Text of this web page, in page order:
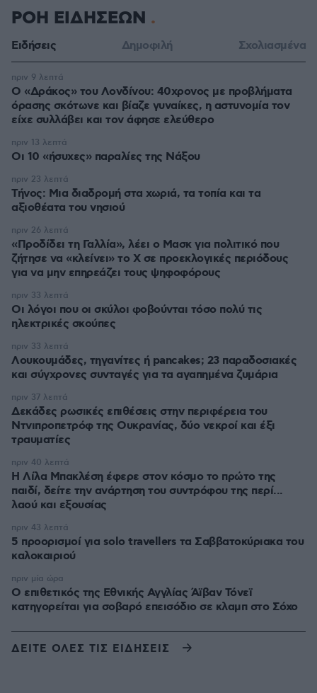
ΡΟΗ ΕΙΔΗΣΕΩΝ
Ειδήσεις Δημοφιλή Σχολιασμένα
Ο «Δράκος» του Λονδίνου: 40χρονος με προβλήματα
όρασης σκότωνε και βίαζε γυναίκες, η αστυνομία τον
είχε συλλάβει και τον άφησε ελεύθερο
πριν 9 λεπτά
Οι 10 «ήσυχες» παραλίες της Νάξου
πριν 13 λεπτά
Τήνος: Μια διαδρομή στα χωριά, τα τοπία και τα
αξιοθέατα του νησιού
πριν 23 λεπτά
«Προδίδει τη Γαλλία», λέει ο Μασκ για πολιτικό που
ζήτησε να «κλείνει» το X σε προεκλογικές περιόδους
για να μην επηρεάζει τους ψηφοφόρους
πριν 26 λεπτά
Οι λόγοι που οι σκύλοι φοβούνται τόσο πολύ τις
ηλεκτρικές σκούπες
πριν 33 λεπτά
Λουκουμάδες, τηγανίτες ή pancakes; 23 παραδοσιακές
και σύγχρονες συνταγές για τα αγαπημένα ζυμάρια
πριν 33 λεπτά
Δεκάδες ρωσικές επιθέσεις στην περιφέρεια του
Ντνιπροπετρόφ της Ουκρανίας, δύο νεκροί και έξι
τραυματίες
πριν 37 λεπτά
Η Λίλα Μπακλέση έφερε στον κόσμο το πρώτο της
παιδί, δείτε την ανάρτηση του συντρόφου της περί...
λαού και εξουσίας
πριν 40 λεπτά
5 προορισμοί για solo travellers τα Σαββατοκύριακα του
καλοκαιριού
πριν 43 λεπτά
Ο επιθετικός της Εθνικής Αγγλίας Άϊβαν Τόνεϊ
κατηγορείται για σοβαρό επεισόδιο σε κλαμπ στο Σόχο
πριν μία ώρα
ΔΕΙΤΕ ΟΛΕΣ ΤΙΣ ΕΙΔΗΣΕΙΣ